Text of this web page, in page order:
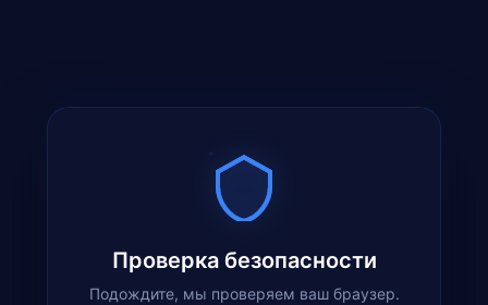
Проверка безопасности
Подождите, мы проверяем ваш браузер.